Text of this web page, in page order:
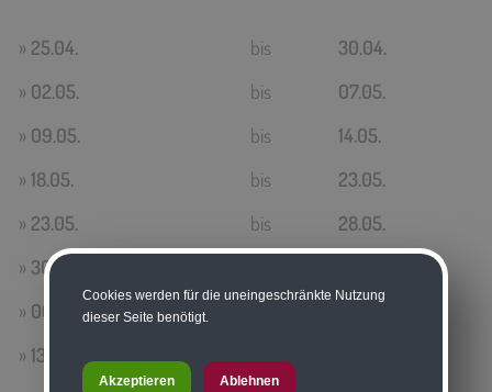
» 25.04. bis
30.04.
» 02.05. bis
07.05.
» 09.05. bis
14.05.
» 18.05. bis
23.05.
» 23.05. bis
28.05.
» 30.05.
» 06.06.
» 13.06.
Cookies werden für die uneingeschränkte Nutzung
dieser Seite benötigt.
Akzeptieren Ablehnen